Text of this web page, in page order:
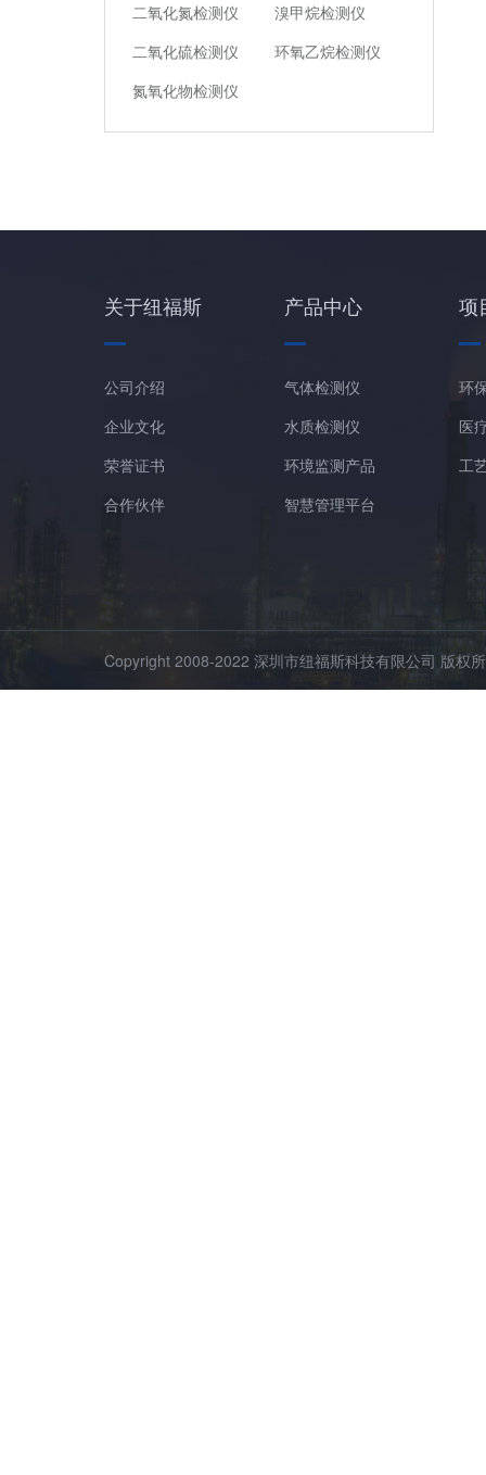
二氧化氮检测仪
溴甲烷检测仪
二氧化硫检测仪
环氧乙烷检测仪
氮氧化物检测仪
关于纽福斯
公司介绍
企业文化
荣誉证书
合作伙伴
产品中心
气体检测仪
水质检测仪
环境监测产品
智慧管理平台
项
环
医
工
Copyright 2008-2022 深圳市纽福斯科技有限公司 版